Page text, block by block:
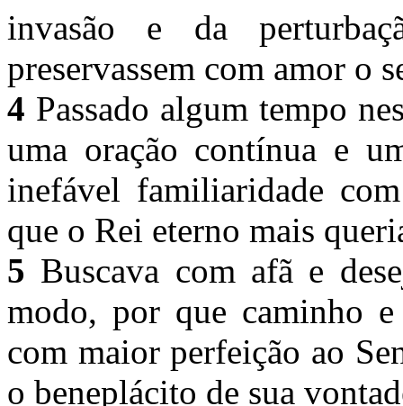
invasão e da
preservassem com amor o
4 Passado algum tempo
uma oração contínua e
inefável familiaridade
que o Rei eterno mais
5 Buscava com afã e
modo, por que caminho
com maior perfeição ao
o beneplácito de sua